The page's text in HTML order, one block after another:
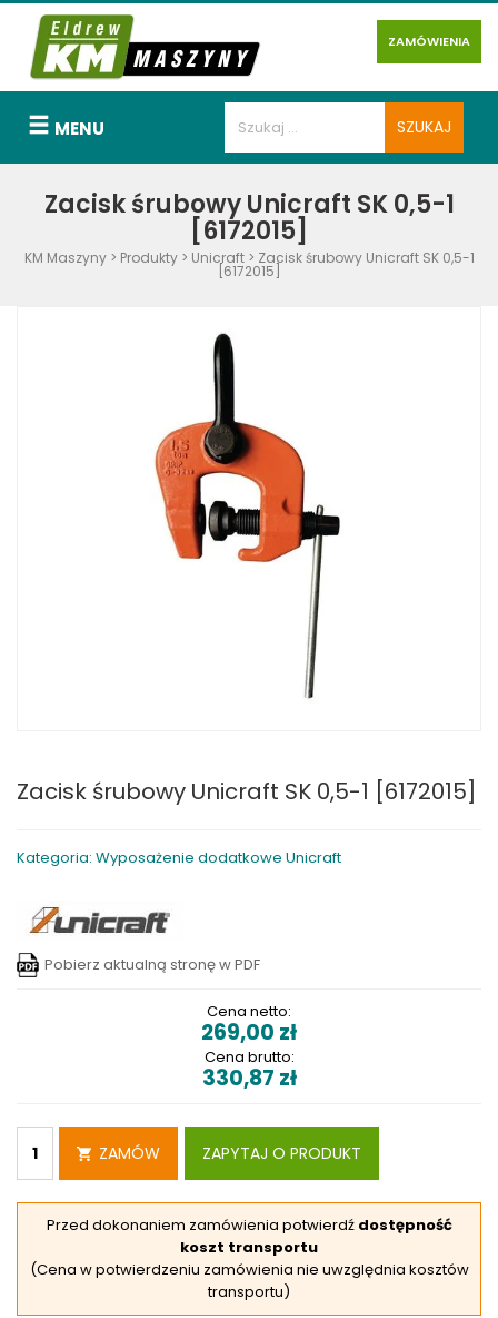
ZAMÓWIENIA
MENU
Zacisk śrubowy Unicraft SK 0,5-1
[6172015]
KM Maszyny> Produkty> Unicraft> Zacisk śrubowy Unicraft SK 0,5-1
[6172015]
Zacisk śrubowy Unicraft SK 0,5-1 [6172015]
Kategoria: Wyposażenie dodatkowe Unicraft
Pobierz aktualną stronę w PDF
Cena netto:
269,00 zł
Cena brutto:
330,87 zł
ZAMÓW ZAPYTAJ O PRODUKT
Przed dokonaniem zamówienia potwierdź dostępność
koszt transportu
(Cena w potwierdzeniu zamówienia nie uwzględnia kosztów
transportu)